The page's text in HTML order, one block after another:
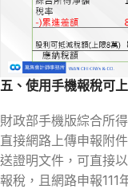
五、使用手機報稅可
財政部手機版綜合所
直接網路上傳申報附
送證明文件，可直接
報稅，且網路申報111